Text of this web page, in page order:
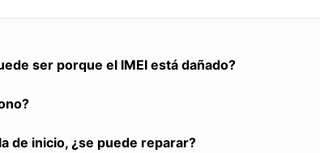
ser porque el IMEI está dañado?
de inicio, ¿se puede reparar?